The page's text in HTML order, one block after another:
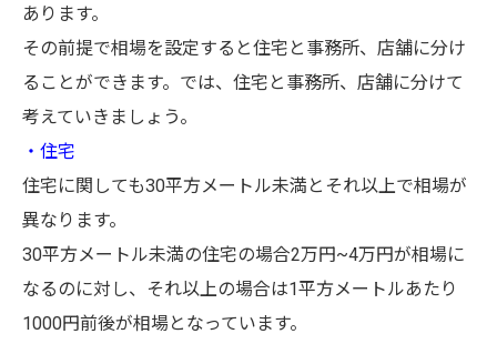
あります。
その前提で相場を設定すると住宅と事務所、店舗に分け
ることができます。では、住宅と事務所、店舗に分けて
考えていきましょう。
・住宅
住宅に関しても30平方メートル未満とそれ以上で相場が
異なります。
30平方メートル未満の住宅の場合2万円~4万円が相場に
なるのに対し、それ以上の場合は1平方メートルあたり
1000円前後が相場となっています。